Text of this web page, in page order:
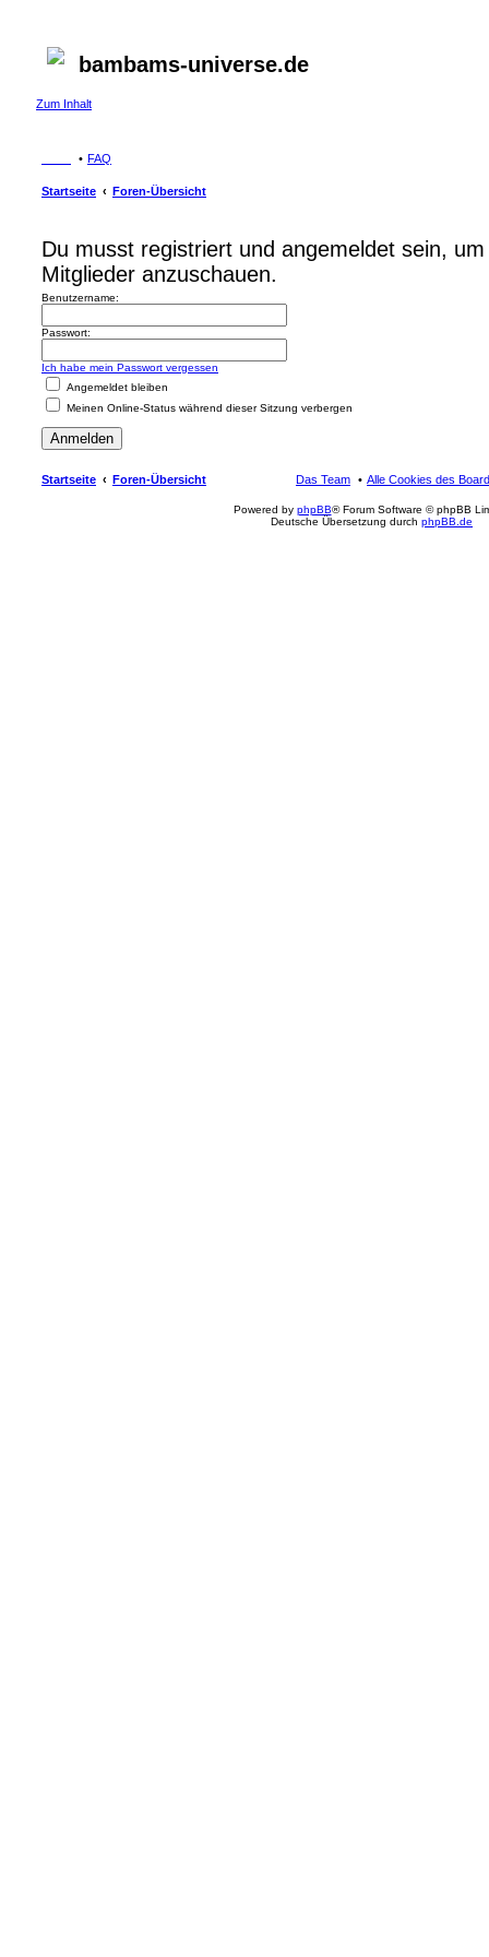
bambams-universe.de
Zum Inhalt
FAQ
Startseite Foren-Übersicht
Du musst registriert und angemeldet sein,
Mitglieder anzuschauen.
Benutzername:
Passwort:
Ich habe mein Passwort vergessen
Angemeldet bleiben
Meinen Online-Status während dieser Sitzung verbergen
Startseite Foren-Übersicht Alle Cookies des
Das Team
Powered by phpBB® Forum Software © phpBB
Deutsche Übersetzung durch phpBB.de